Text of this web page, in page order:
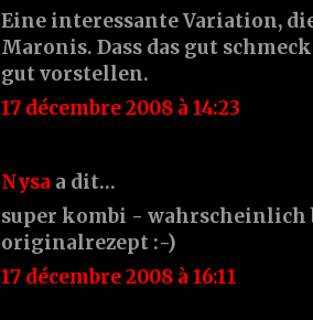
Eine interessante Variation,
Maronis. Dass das gut
gut vorstellen.
17 décembre 2008 à 14:23
Nysa a dit…
super kombi - wahrscheinlich
originalrezept :-)
17 décembre 2008 à 16:11